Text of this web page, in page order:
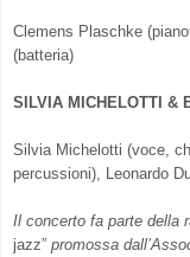
Clemens Plaschke
(batteria)
SILVIA MICHELOTTI &
Silvia Michelotti (voce,
percussioni), Leonardo
Il concerto fa parte della
jazz” promossa